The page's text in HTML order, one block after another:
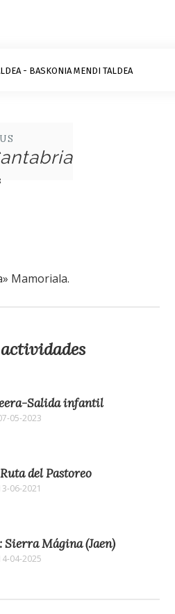
Mamoriala.
Salida infantil
05-2023
del Pastoreo
06-2021
Sierra Mágina (Jaen)
04-2025